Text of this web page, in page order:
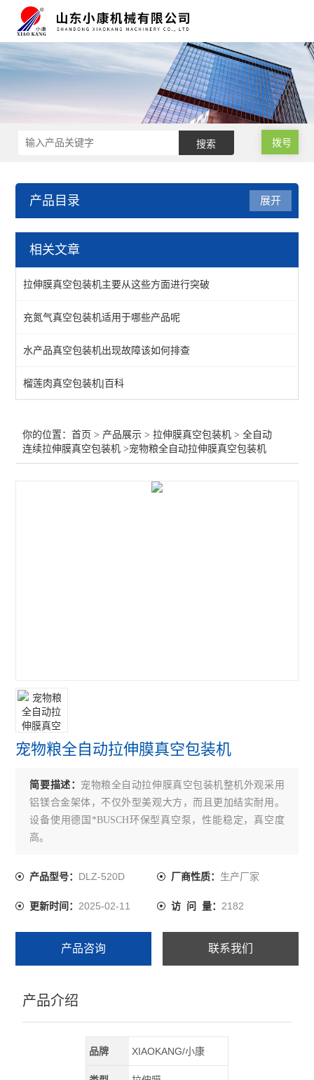
拨号
产品目录
拉伸膜真空包装机
展开
相关文章
拉伸膜真空包装机主要从这些方面进行突破
充氮气真空包装机适用于哪些产品呢
水产品真空包装机出现故障该如何排查
榴莲肉真空包装机|百科
你的位置：首页 > 产品展示 >拉伸膜真空包装机 >全自动
连续拉伸膜真空包装机 >宠物粮全自动拉伸膜真空包装机
宠物粮全自动拉伸膜真空包装机
简要描述： 宠物粮全自动拉伸膜真空包装机整机外观采用
铝镁合金架体，不仅外型美观大方，而且更加结实耐用。
设备使用德国*BUSCH环保型真空泵，性能稳定，真空度
高。
产品型号： DLZ-520D 厂商性质： 生产厂家
更新时间：2025-02-11 访 问 量： 2182
产品咨询 联系我们
产品介绍
品牌 XIAOKANG/小康